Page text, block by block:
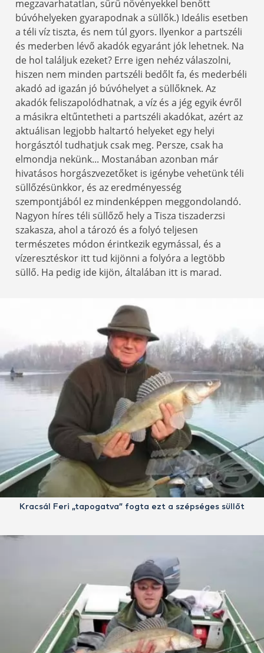
megzavarhatatlan, sűrű növényekkel benőtt
búvóhelyeken gyarapodnak a süllők.) Ideális esetben
a téli víz tiszta, és nem túl gyors. Ilyenkor a partszéli
és mederben lévő akadók egyaránt jók lehetnek. Na
de hol találjuk ezeket? Erre igen nehéz válaszolni,
hiszen nem minden partszéli bedőlt fa, és mederbéli
akadó ad igazán jó búvóhelyet a süllőknek. Az
akadók feliszapolódhatnak, a víz és a jég egyik évről
a másikra eltűntetheti a partszéli akadókat, azért az
aktuálisan legjobb haltartó helyeket egy helyi
horgásztól tudhatjuk csak meg. Persze, csak ha
elmondja nekünk... Mostanában azonban már
hivatásos horgászvezetőket is igénybe vehetünk téli
süllőzésünkkor, és az eredményesség
szempontjából ez mindenképpen meggondolandó.
Nagyon híres téli süllőző hely a Tisza tiszaderzsi
szakasza, ahol a tározó és a folyó teljesen
természetes módon érintkezik egymással, és a
vízeresztéskor itt tud kijönni a folyóra a legtöbb
süllő. Ha pedig ide kijön, általában itt is marad.
Kracsál Feri „tapogatva” fogta ezt a szépséges süllőt